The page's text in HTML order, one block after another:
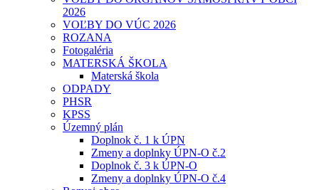
2026
VOĽBY DO VÚC 2026
ROZANA
Fotogaléria
MATERSKÁ ŠKOLA
Materská škola
ODPADY
PHSR
KPSS
Územný plán
Doplnok č. 1 k ÚPN
Zmeny a doplnky ÚPN-O č.2
Doplnok č. 3 k ÚPN-O
Zmeny a doplnky ÚPN-O č.4